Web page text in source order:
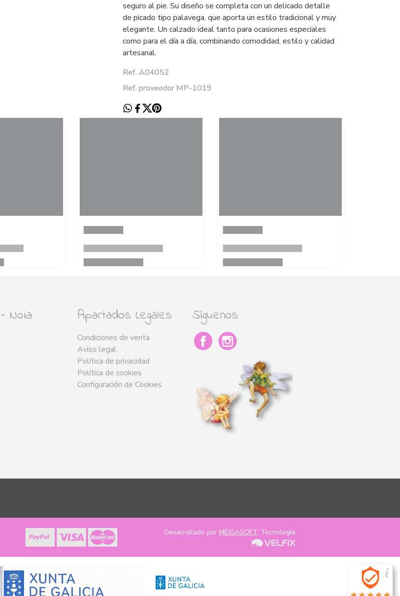
seguro al pie. Su diseño se completa con un delicado detalle
de picado tipo palavega, que aporta un estilo tradicional y muy
elegante. Un calzado ideal tanto para ocasiones especiales
como para el día a día, combinando comodidad, estilo y calidad
artesanal.
Ref. A04052
Ref. proveedor MP-1019
Noia Apartados Legales
Condiciones de venta
Aviso legal
Política de privacidad
Política de cookies
Configuración de Cookies
Síguenos
Desarrollado por MEIGASOFT. Tecnología